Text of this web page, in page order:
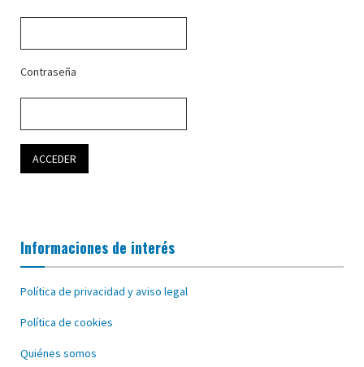
Contraseña
Informaciones de interés
Política de privacidad y aviso legal
Política de cookies
Quiénes somos